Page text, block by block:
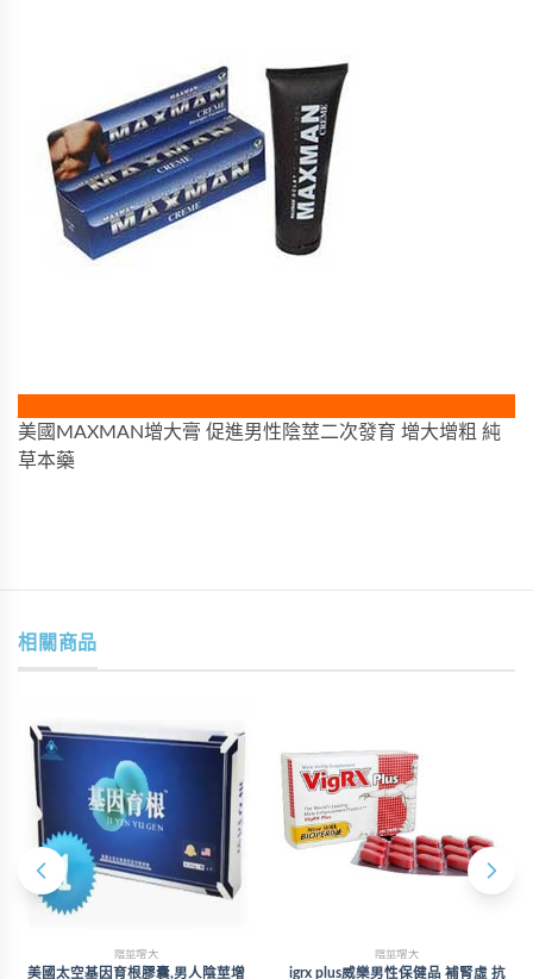
美國MAXMAN增大膏 促進男性陰莖二次發育 增大增粗 純
草本藥
相關商品
陰莖增大
美國太空基因育根膠囊,男人陰莖增
陰莖增大
igrx plus威樂男性保健品 補腎虛 抗